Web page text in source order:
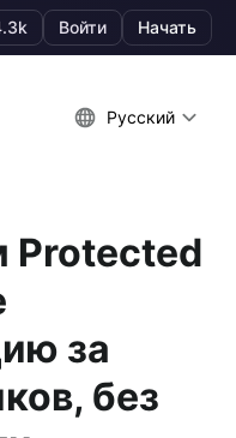
Войти Начать
Русский
Protected
за
без